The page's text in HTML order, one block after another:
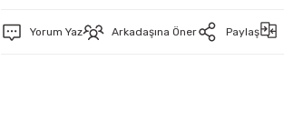
Yorum Yaz Arkadaşına Öner Paylaş